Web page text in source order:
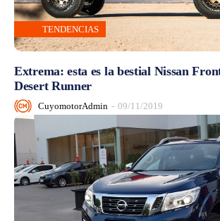
TENDENCIAS
Extrema: esta es la bestial Nissan
Desert Runner
CuyomotorAdmin - 09/11/2019